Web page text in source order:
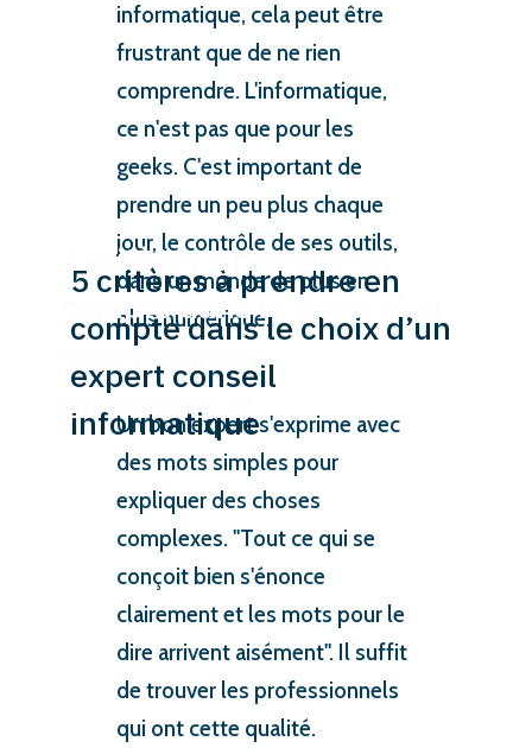
5 critères à prendre en
compte dans le choix d’un
expert conseil
informatique
informatique, cela peut être
frustrant que de ne rien
comprendre. L'informatique,
ce n'est pas que pour les
geeks. C'est important de
prendre un peu plus chaque
jour, le contrôle de ses outils,
dans un monde de plus en
plus numérique.
Un bon expert s'exprime avec
des mots simples pour
expliquer des choses
complexes. "Tout ce qui se
conçoit bien s'énonce
clairement et les mots pour le
dire arrivent aisément". Il suffit
de trouver les professionnels
qui ont cette qualité.